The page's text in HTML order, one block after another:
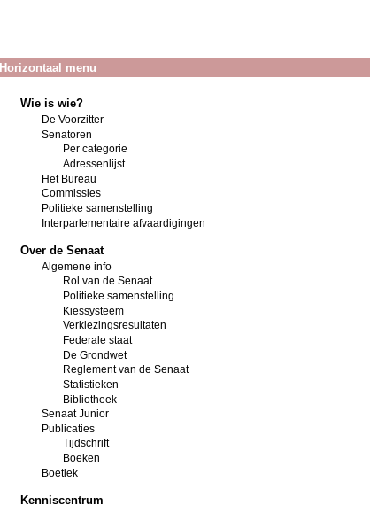
Horizontaal menu
Wie is wie?
De Voorzitter
Senatoren
Per categorie
Adressenlijst
Het Bureau
Commissies
Politieke samenstelling
Interparlementaire afvaardigingen
Over de Senaat
Algemene info
Rol van de Senaat
Politieke samenstelling
Kiessysteem
Verkiezingsresultaten
Federale staat
De Grondwet
Reglement van de Senaat
Statistieken
Bibliotheek
Senaat Junior
Publicaties
Tijdschrift
Boeken
Boetiek
Kenniscentrum